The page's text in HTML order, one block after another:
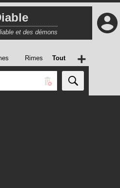
et des démons
Rimes Tout +